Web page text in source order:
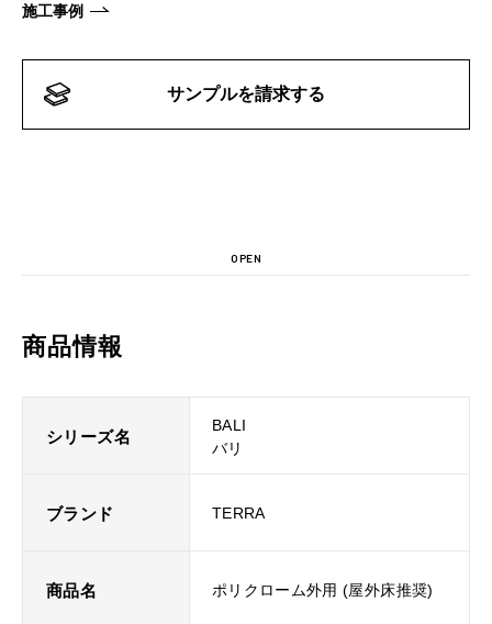
施工事例
サンプルを請求する
OPEN
商品情報
シリーズ名
BALI
バリ
ブランド TERRA
商品名 ポリクローム外用 (屋外床推奨)